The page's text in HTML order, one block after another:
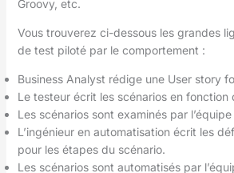
Groovy, etc.
Vous trouverez ci-dessous les grandes
de test piloté par le comportement :
Business Analyst rédige une User story
Le testeur écrit les scénarios en fonction
Les scénarios sont examinés par
L’ingénieur en automatisation écrit les
pour les étapes du scénario.
Les scénarios sont automatisés par